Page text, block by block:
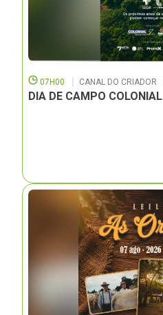
07H00 CANAL DO CRIADOR
DIA DE CAMPO COLONIAL